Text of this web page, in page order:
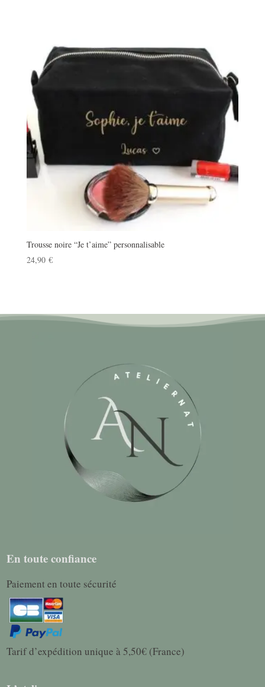
Trousse noire “Je t’aime” personnalisable
24,90 €
En toute confiance
Paiement en toute sécurité
Tarif d’expédition unique à 5,50€ (France)